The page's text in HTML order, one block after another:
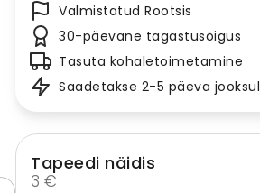
Valmistatud Rootsis
30-päevane tagastusõigus
Tasuta kohaletoimetamine
Saadetakse 2-5 päeva jooksul
Tapeedi näidis
3 €